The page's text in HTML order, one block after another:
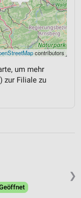
contributors
um mehr
zur Filiale zu
❯